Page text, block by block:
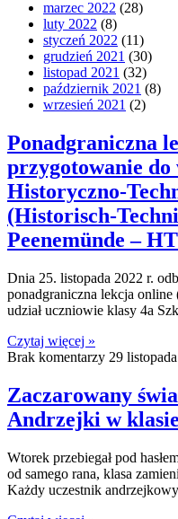
marzec 2022 (28)
luty 2022 (8)
styczeń 2022 (11)
grudzień 2021 (30)
listopad 2021 (32)
październik 2021 (8)
wrzesień 2021 (2)
Ponadgraniczna
przygotowanie
Historyczno-
(Historisch-
Peenemünde –
Dnia 25. listopada 2022 r.
ponadgraniczna lekcja
udział uczniowie klasy 4a
Czytaj więcej »
Brak komentarzy 29
Zaczarowany
Andrzejki w
Wtorek przebiegał pod
od samego rana, klasa
Każdy uczestnik